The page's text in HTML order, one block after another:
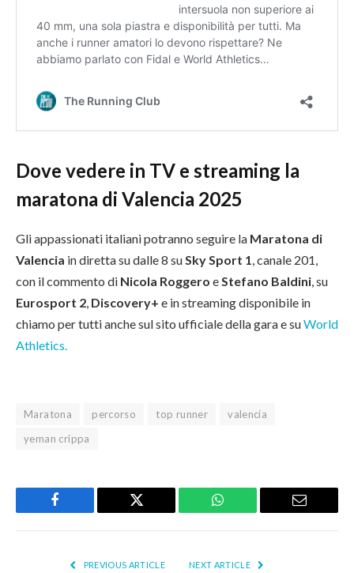
Dove vedere in TV e streaming la
maratona di Valencia 2025
Gli appassionati italiani potranno seguire la Maratona di
Valencia in diretta su dalle 8 suSky Sport 1, canale 201,
con il commento di Nicola Roggero eStefano Baldini, su
Eurosport 2, Discovery+ e in streaming disponibile in
chiamo per tutti anche sul sito ufficiale della gara e suWorld
Athletics.
Maratona percorso top runner
valencia
yeman crippa
Facebook Twitter WhatsApp Email
PREVIOUS ARTICLE NEXT ARTICLE